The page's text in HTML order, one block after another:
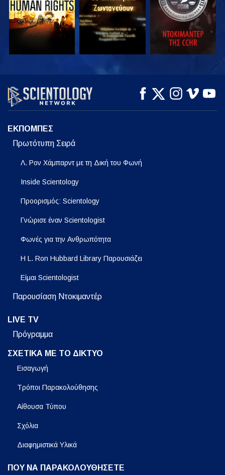
ΠΑΡΑΚΟΛΟΥΘΗΣΤΕ ΠΑΡΑΚΟΛΟΥΘΗΣΤΕ
ΕΞΕΡΕΥΝΗΣΤΕ ΤΗ
ΣΕΙΡΑ
ΕΚΠΟΜΠΕΣ
Πρωτότυπη Σειρά
Λ. Ρον Χάμπαρντ με τη Δική του Φωνή
Inside Scientology
Προορισμός: Scientology
Γνώρισε έναν Scientologist
Φωνές για την Ανθρωπότητα
Η L. Ron Hubbard Library Παρουσιάζει
Είμαι Scientologist
Παρουσίαση Ντοκιμαντέρ
LIVE TV
Πρόγραμμα
ΣΧΕΤΙΚΑ ΜΕ ΤΟ ΔΙΚΤΥΟ
Εισαγωγή
Τρόποι Παρακολούθησης
Αίθουσα Τύπου
Σχόλια
Διαφημιστικά Υλικά
ΠΟΥ ΝΑ ΠΑΡΑΚΟΛΟΥΘΗΣΕΤΕ